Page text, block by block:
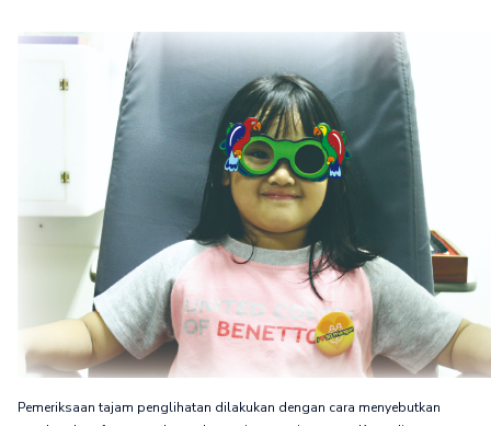
Pemeriksaan tajam penglihatan dilakukan dengan cara menyebutkan